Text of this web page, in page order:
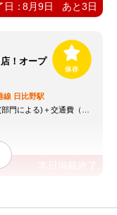
日：8月9日 あと3日
！オープ
線 日比野駅
よる)＋交通費（社内規定）